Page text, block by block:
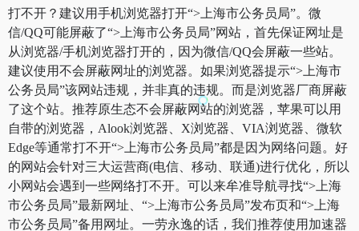
打不开？建议用手机浏览器打开“>上海市公务员局”。微
信/QQ可能屏蔽了“>上海市公务员局”网站，首先保证网址是
从浏览器/手机浏览器打开的，因为微信/QQ会屏蔽一些站。
建议使用不会屏蔽网址的浏览器。如果浏览器提示“>上海市
公务员局”该网站违规，并非真的违规。而是浏览器厂商屏蔽
了这个站。推荐原生态不会屏蔽网站的浏览器，苹果可以用
自带的浏览器，Alook浏览器、X浏览器、VIA浏览器、微软
Edge等通常打不开“>上海市公务员局”都是因为网络问题。好
的网站会针对三大运营商(电信、移动、联通)进行优化，所以
小网站会遇到一些网络打不开。可以来牟准导航寻找“>上海
市公务员局”最新网址、“>上海市公务员局”发布页和“>上海
市公务员局”备用网址。一劳永逸的话，我们推荐使用加速器